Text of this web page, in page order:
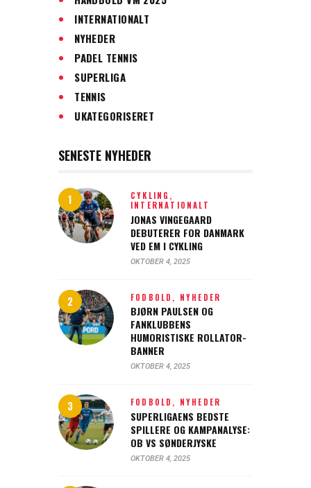
INTERNATIONALT
NYHEDER
PADEL TENNIS
SUPERLIGA
TENNIS
UKATEGORISERET
SENESTE NYHEDER
CYKLING,
INTERNATIONALT
JONAS VINGEGAARD
DEBUTERER FOR DANMARK
VED EM I CYKLING
OKTOBER 4, 2025
FODBOLD, NYHEDER
BJØRN PAULSEN OG
FANKLUBBENS
HUMORISTISKE ROLLATOR-
BANNER
OKTOBER 4, 2025
FODBOLD, NYHEDER
SUPERLIGAENS BEDSTE
SPILLERE OG KAMPANALYSE:
OB VS SØNDERJYSKE
OKTOBER 4, 2025